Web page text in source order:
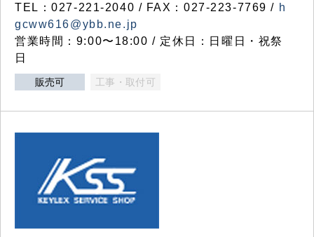
TEL：027-221-2040 / FAX：027-223-7769 / h
gcww616@ybb.ne.jp
営業時間：9:00〜18:00 / 定休日：日曜日・祝祭
日
販売可 工事・取付可